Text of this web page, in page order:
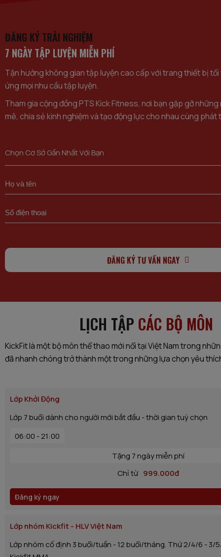
ĐĂNG KÝ TRẢI NGHIỆM
7 NGÀY TẬP LUYỆN MIỄN PHÍ
Tận hưởng không gian tập luyện cao cấp với trang thiết bị tối
ứng mọi nhu cầu tập luyện.
Tham gia cộng đồng PTS Kick Fitness, nơi bạn gặp gỡ
mê, chia sẻ kinh nghiệm và tạo động lực cho nhau cùng phát
Chọn Cơ Sở Gần Nhất Với Bạn
ĐĂNG KÝ TƯ VẤN NGAY
LỊCH TẬP CÁC BỘ MÔN
KickFit là một bộ môn thể thao mới nổi tại Việt Nam trong
đã nhanh chóngtrở thành một trong những lựa chọn yêu
Lớp Khởi Động
Lớp 7 buổi dành cho người mới bắt đầu - thời gian tuỳ chọn
06:00 - 21:00
Tặng 7 ngày miễn phí
Chỉ từ 999.000đ
Đăng ký ngay
Lớp nhóm Kickfit - HLV Việt Nam
Lớp nhóm cố định 3 buổi/tuần - 12 buổi/tháng. Thứ 2/4/6 - 3/